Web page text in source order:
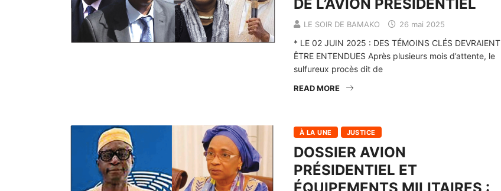
DE L’AVION PRÉSIDENTIEL
LE SOIR DE BAMAKO 26 mai 2025
* LE 02 JUIN 2025 : DES TÉMOINS CLÉS DEVRAIENT
ÊTRE ENTENDUES Après plusieurs mois d’attente, le
sulfureux procès dit de
READ MORE
À LA UNE JUSTICE
DOSSIER AVION
PRÉSIDENTIEL ET